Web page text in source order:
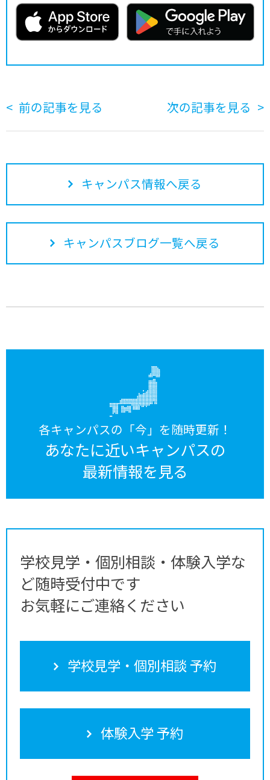
前の記事を見る 次の記事を見る
キャンパス情報へ戻る
キャンパスブログ一覧へ戻る
各キャンパスの「今」を随時更新！
あなたに近いキャンパスの
最新情報を見る
学校見学・個別相談・体験入学な
ど随時受付中です
お気軽にご連絡ください
学校見学・個別相談 予約
体験入学 予約